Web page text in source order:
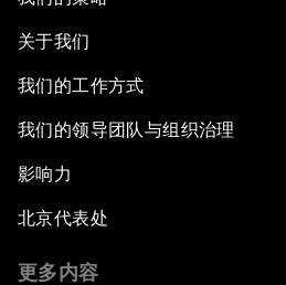
关于我们
我们的工作方式
我们的领导团队与组织治理
影响力
北京代表处
更多内容